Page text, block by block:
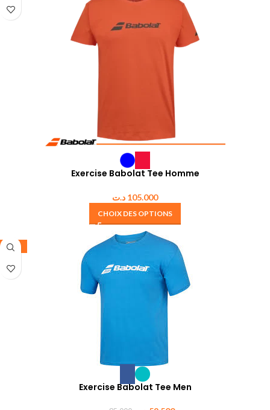
Exercise Babolat Tee Homme
105.000 د.ت
CHOIX DES OPTIONS
-30%
Exercise Babolat Tee Men